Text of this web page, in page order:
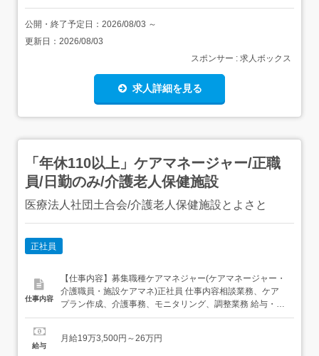
公開・終了予定日： 2026/08/03 ～
更新日： 2026/08/03
スポンサー : 求人ボックス
求人詳細を見る
「年休110以上」ケアマネージャー/正職
員/日勤のみ/介護老人保健施設
医療法人社団土合会/介護老人保健施設とよさと
正社員
仕事内容
【仕事内容】募集職種ケアマネジャー(ケアマネージャー・
介護職員・施設ケアマネ)正社員 仕事内容相談業務、ケア
プラン作成、介護事務、モニタリング、調整業務 給与・手
当<給与>月給193,500〜260,000円<手当>交通費支給:実費
専従1日勤:8:25～17:30(休憩65分) 勤務形態日勤のみ...
給与
月給19万3,500円～26万円